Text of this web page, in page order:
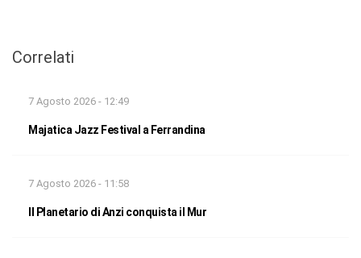
Correlati
7 Agosto 2026 - 12:49
Majatica Jazz Festival a Ferrandina
7 Agosto 2026 - 11:58
Il Planetario di Anzi conquista il Mur